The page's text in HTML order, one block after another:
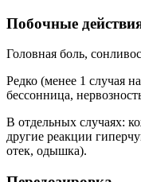
Побочные
Головная боль,
Редко (менее 1 случая
бессонница,
В отдельных случаях:
другие реакции
отек, одышка).